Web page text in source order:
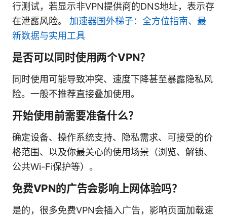
行测试，若显示非VPN提供商的DNS地址，表示存
在泄露风险。 加速器国外梯子：全方位指南、最
新数据与实用工具
是否可以同时使用两个VPN？
同时使用可能导致冲突、速度下降甚至暴露隐私风
险。一般不推荐直接叠加使用。
开始使用前需要准备什么？
确定设备、操作系统支持、隐私需求、可接受的价
格范围、以及你最关心的使用场景（浏览、解锁、
公共Wi-Fi保护等）。
免费VPN的广告会影响上网体验吗？
是的，很多免费VPN会插入广告，影响页面加载速